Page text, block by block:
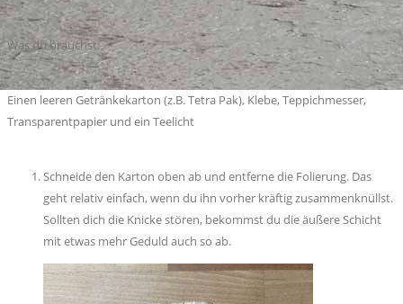
Was du brauchst:
Einen leeren Getränkekarton (z.B. Tetra Pak), Klebe, Teppichmesser,
Transparentpapier und ein Teelicht
Schneide den Karton oben ab und entferne die Folierung. Das
geht relativ einfach, wenn du ihn vorher kräftig zusammenknüllst.
Sollten dich die Knicke stören, bekommst du die äußere Schicht
mit etwas mehr Geduld auch so ab.